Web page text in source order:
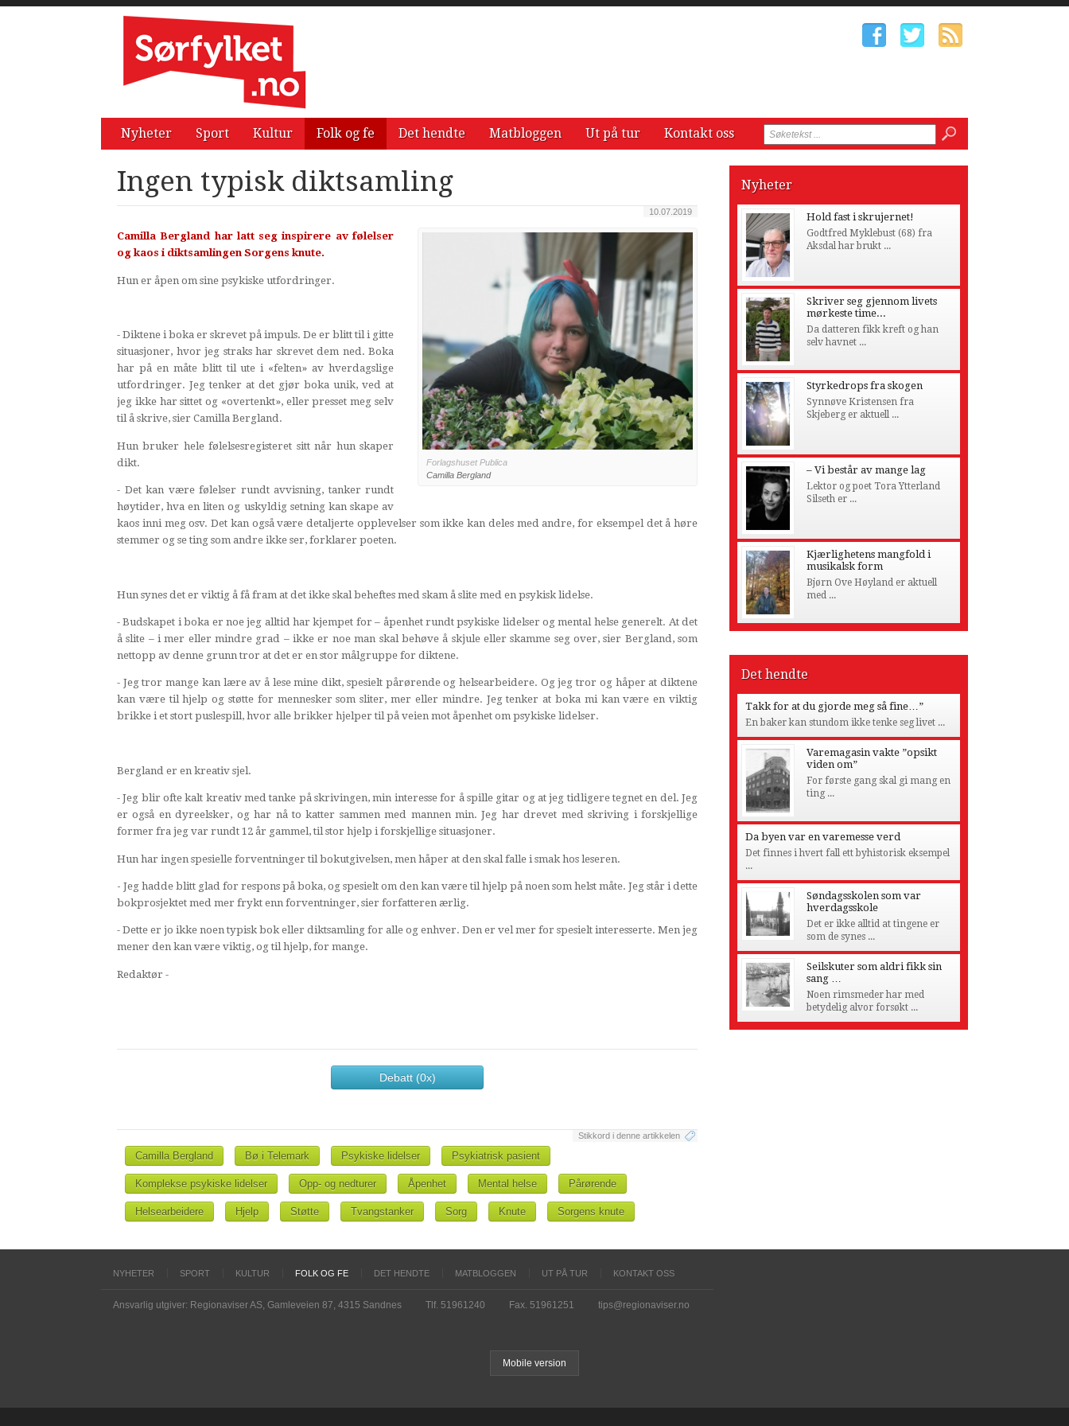
Nyheter Sport Kultur Folk og fe Det hendte Matbloggen Ut på tur Kontakt oss
Ingen typisk diktsamling
10.07.2019
Forlagshuset Publica
Camilla Bergland
Camilla Bergland har latt seg inspirere av følelser
og kaos i diktsamlingen Sorgens knute.
Hun er åpen om sine psykiske utfordringer.
- Diktene i boka er skrevet på impuls. De er blitt til i gitte
situasjoner, hvor jeg straks har skrevet dem ned. Boka
har på en måte blitt til ute i «felten» av hverdagslige
utfordringer. Jeg tenker at det gjør boka unik, ved at
jeg ikke har sittet og «overtenkt», eller presset meg selv
til å skrive, sier Camilla Bergland.
Hun bruker hele følelsesregisteret sitt når hun skaper
dikt.
- Det kan være følelser rundt avvisning, tanker rundt
høytider, hva en liten og uskyldig setning kan skape av
kaos inni meg osv. Det kan også være detaljerte opplevelser som ikke kan deles med andre, for eksempel det å høre
stemmer og se ting som andre ikke ser, forklarer poeten.
Hun synes det er viktig å få fram at det ikke skal beheftes med skam å slite med en psykisk lidelse.
- Budskapet i boka er noe jeg alltid har kjempet for – åpenhet rundt psykiske lidelser og mental helse generelt. At det
å slite – i mer eller mindre grad – ikke er noe man skal behøve å skjule eller skamme seg over, sier Bergland, som
nettopp av denne grunn tror at det er en stor målgruppe for diktene.
- Jeg tror mange kan lære av å lese mine dikt, spesielt pårørende og helsearbeidere. Og jeg tror og håper at diktene
kan være til hjelp og støtte for mennesker som sliter, mer eller mindre. Jeg tenker at boka mi kan være en viktig
brikke i et stort puslespill, hvor alle brikker hjelper til på veien mot åpenhet om psykiske lidelser.
Bergland er en kreativ sjel.
- Jeg blir ofte kalt kreativ med tanke på skrivingen, min interesse for å spille gitar og at jeg tidligere tegnet en del. Jeg
er også en dyreelsker, og har nå to katter sammen med mannen min. Jeg har drevet med skriving i forskjellige
former fra jeg var rundt 12 år gammel, til stor hjelp i forskjellige situasjoner.
Hun har ingen spesielle forventninger til bokutgivelsen, men håper at den skal falle i smak hos leseren.
- Jeg hadde blitt glad for respons på boka, og spesielt om den kan være til hjelp på noen som helst måte. Jeg står i dette
bokprosjektet med mer frykt enn forventninger, sier forfatteren ærlig.
- Dette er jo ikke noen typisk bok eller diktsamling for alle og enhver. Den er vel mer for spesielt interesserte. Men jeg
mener den kan være viktig, og til hjelp, for mange.
Redaktør -
Debatt (0x)
Stikkord i denne artikkelen
Camilla Bergland Bø i Telemark Psykiske lidelser Psykiatrisk pasient
Komplekse psykiske lidelser Opp- og nedturer Åpenhet Mental helse Pårørende
Helsearbeidere Hjelp Støtte Tvangstanker Sorg Knute Sorgens knute
Nyheter
Hold fast i skrujernet!
Godtfred Myklebust (68) fra
Aksdal har brukt ...
Skriver seg gjennom livets
mørkeste time...
Da datteren fikk kreft og han
selv havnet ...
Styrkedrops fra skogen
Synnøve Kristensen fra
Skjeberg er aktuell ...
– Vi består av mange lag
Lektor og poet Tora Ytterland
Silseth er ...
Kjærlighetens mangfold i
musikalsk form
Bjørn Ove Høyland er aktuell
med ...
Det hendte
Takk for at du gjorde meg så fine…”
En baker kan stundom ikke tenke seg livet ...
Varemagasin vakte ”opsikt
viden om”
For første gang skal gi mang en
ting ...
Da byen var en varemesse verd
Det finnes i hvert fall ett byhistorisk eksempel
...
Søndagsskolen som var
hverdagsskole
Det er ikke alltid at tingene er
som de synes ...
Seilskuter som aldri fikk sin
sang …
Noen rimsmeder har med
betydelig alvor forsøkt ...
NYHETER SPORT KULTUR FOLK OG FE DET HENDTE MATBLOGGEN UT PÅ TUR KONTAKT OSS
Ansvarlig utgiver: Regionaviser AS, Gamleveien 87, 4315 Sandnes Tlf. 51961240 Fax. 51961251 tips@regionaviser.no
Mobile version